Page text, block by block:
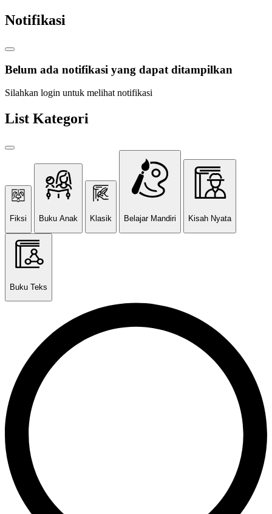
Notifikasi
Belum ada notifikasi yang dapat ditampilkan
Silahkan login untuk melihat notifikasi
List Kategori
Fiksi Buku Anak Klasik Belajar Mandiri Kisah Nyata
Buku Teks